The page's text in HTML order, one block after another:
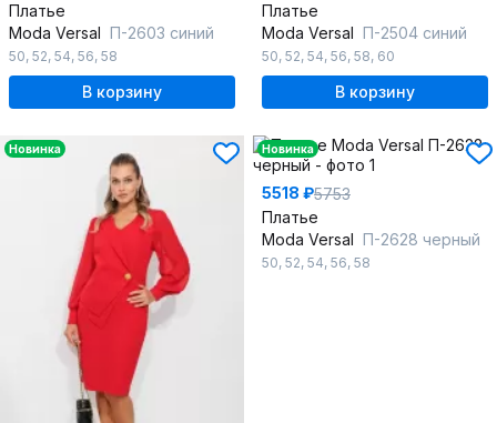
Платье
Moda Versal П-2603 синий
50, 52, 54, 56, 58
В корзину
Платье
Moda Versal П-2504 синий
50, 52, 54, 56, 58, 60
В корзину
Новинка Новинка
5518 ₽5753
Платье
Moda Versal П-2628 черный
50, 52, 54, 56, 58